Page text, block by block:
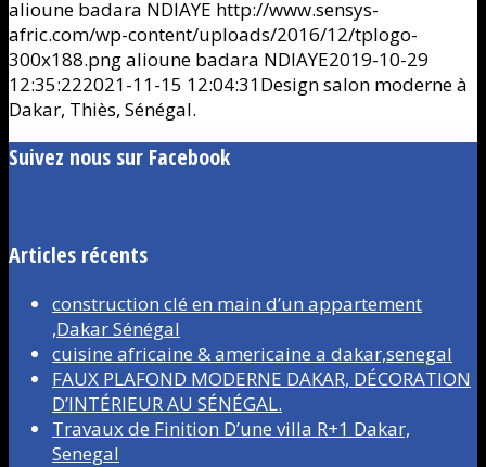
alioune badara NDIAYE http://www.sensys-
afric.com/wp-content/uploads/2016/12/tplogo-
300x188.pngalioune badara NDIAYE2019-10-29
12:35:222021-11-15 12:04:31Design salon moderne à
Dakar, Thiès, Sénégal.
Suivez nous sur Facebook
Articles récents
construction clé en main d’un appartement
,Dakar Sénégal
cuisine africaine & americaine a dakar,senegal
FAUX PLAFOND MODERNE DAKAR, DÉCORATION
D’INTÉRIEUR AU SÉNÉGAL.
Travaux de Finition D’une villa R+1 Dakar,
Senegal